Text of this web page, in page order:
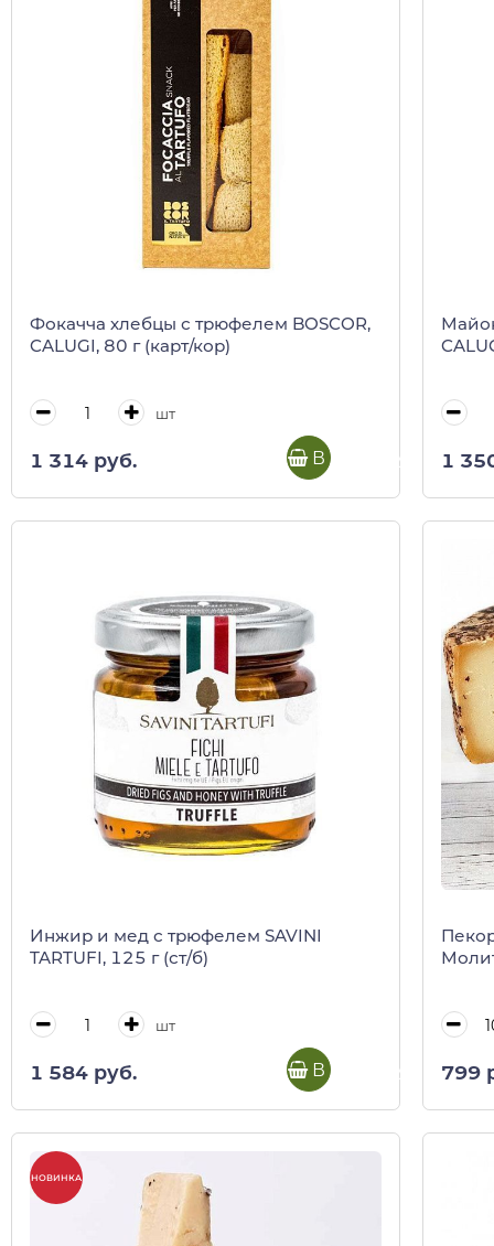
Фокачча хлебцы с трюфелем BOSCOR,
CALUGI, 80 г (карт/кор)
шт
1 314 руб. В корзину 1
Инжир и мед с трюфелем SAVINI
TARTUFI, 125 г (ст/б)
шт
1 584 руб. В корзину 799
НОВИНКА